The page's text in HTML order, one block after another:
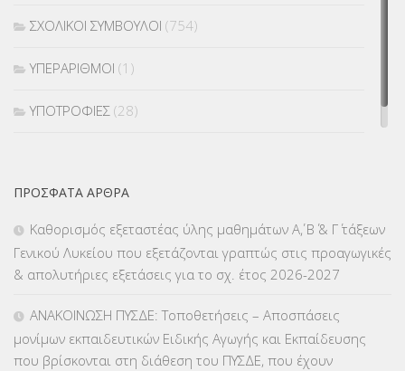
ΣΧΟΛΙΚΟΙ ΣΥΜΒΟΥΛΟΙ (754)
ΥΠΕΡΑΡΙΘΜΟΙ (1)
ΥΠΟΤΡΟΦΙΕΣ (28)
Χωρίς κατηγορία
ΠΡΌΣΦΑΤΑ ΆΡΘΡΑ
Καθορισμός εξεταστέας ύλης μαθημάτων Α΄, Β΄ & Γ΄ τάξεων
Γενικού Λυκείου που εξετάζονται γραπτώς στις προαγωγικές
& απολυτήριες εξετάσεις για το σχ. έτος 2026-2027
ΑΝΑΚΟΙΝΩΣΗ ΠΥΣΔΕ: Τοποθετήσεις – Αποσπάσεις
μονίμων εκπαιδευτικών Ειδικής Αγωγής και Εκπαίδευσης
που βρίσκονται στη διάθεση του ΠΥΣΔΕ, που έχουν